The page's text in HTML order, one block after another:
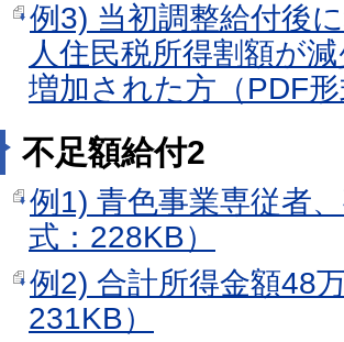
例3) 当初調整給付後
人住民税所得割額が
増加された方（PDF
不足額給付2
例1) 青色事業専従者
式：228KB）
例2) 合計所得金額48
231KB）